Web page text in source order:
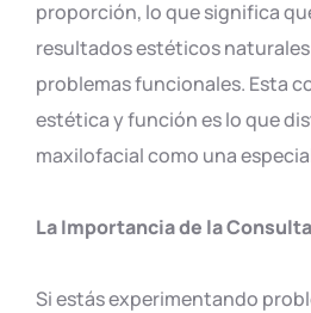
proporción, lo que significa
resultados estéticos
problemas funcionales. Esta
estética y función es lo que
maxilofacial como una
La Importancia de la Consulta
Si estás experimentando